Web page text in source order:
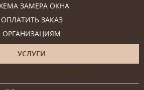
ЗАМЕРА ОКНА
ОПЛАТИТЬ ЗАКАЗ
ОРГАНИЗАЦИЯМ
УСЛУГИ
дизайнера